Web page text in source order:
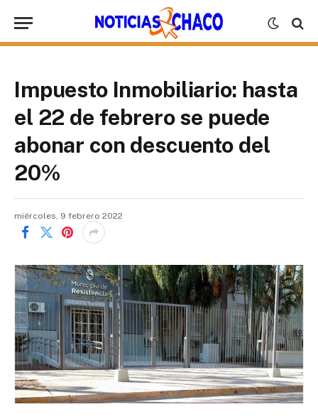
Impuesto Inmobiliario: hasta
el 22 de febrero se puede
abonar con descuento del
20%
miércoles, 9 febrero 2022